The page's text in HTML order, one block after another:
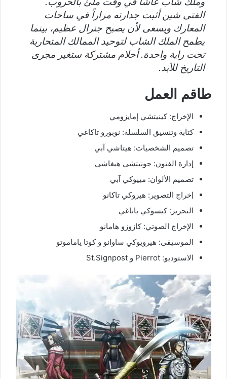
الفتى شين أثبت جدارته مراراً في ساحات
المعارك ويسعى لأن يصبح جنرال عظيم، بينما
يطمح الملك الشاب لتوحيد الممالك المتحاربة
تحت راية واحدة. أحلام مشتركة ستغير مجرى
التاريخ للأبد.
طاقم العمل
الإخراج: كينيتشي إمايزومي
كتابة وتنسيق السلسلة: نوبورو تاكاغي
تصميم الشخصيات: هيتاشي آبي
إدارة الفنون: جونيتشي هيغاشي
تصميم الألوان: مييوكي آبي
إخراج التصوير: هيروكي تاكانو
التحرير: كيسوكي ياناغي
الإخراج الصوتي: كازوزو هامانو
الموسيقى: هيرويوكي ساوانو و كوتا ياماموتو
الاستوديو: Pierrot و St.Signpost